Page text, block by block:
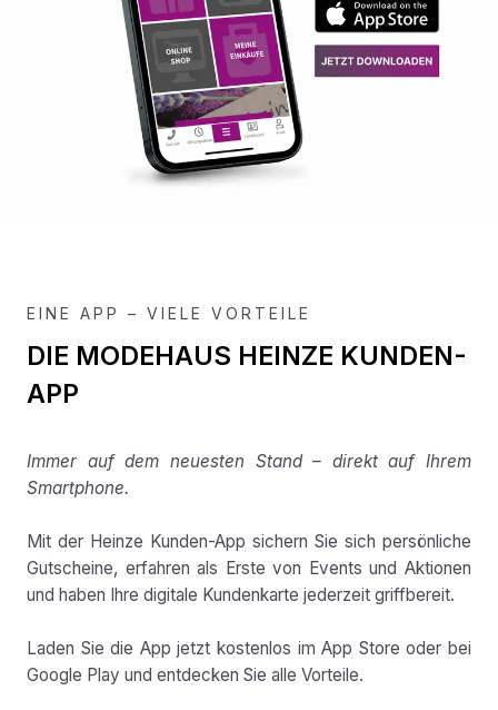
EINE APP – VIELE VORTEILE
DIE MODEHAUS HEINZE KUNDEN-
APP
Immer auf dem neuesten Stand – direkt auf Ihrem
Smartphone.
Mit der Heinze Kunden-App sichern Sie sich persönliche
Gutscheine, erfahren als Erste von Events und Aktionen
und haben Ihre digitale Kundenkarte jederzeit griffbereit.
Laden Sie die App jetzt kostenlos im App Store oder bei
Google Play und entdecken Sie alle Vorteile.